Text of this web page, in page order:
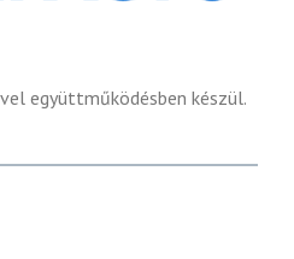
együttműködésben készül.